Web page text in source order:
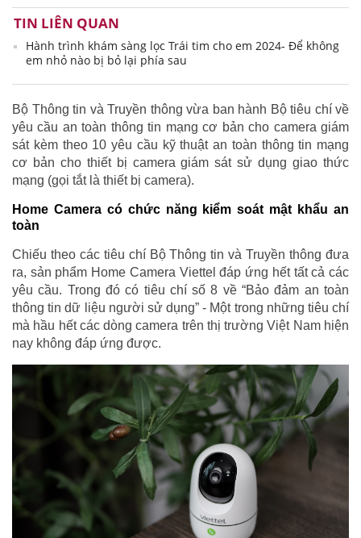
TIN LIÊN QUAN
Hành trình khám sàng lọc Trái tim cho em 2024- Để không
em nhỏ nào bị bỏ lại phía sau
Bộ Thông tin và Truyền thông vừa ban hành Bộ tiêu chí về
yêu cầu an toàn thông tin mạng cơ bản cho camera giám
sát kèm theo 10 yêu cầu kỹ thuật an toàn thông tin mạng
cơ bản cho thiết bị camera giám sát sử dụng giao thức
mạng (gọi tắt là thiết bị camera).
Home Camera có chức năng kiểm soát mật khẩu an
toàn
Chiếu theo các tiêu chí Bộ Thông tin và Truyền thông đưa
ra, sản phẩm Home Camera Viettel đáp ứng hết tất cả các
yêu cầu. Trong đó có tiêu chí số 8 về “Bảo đảm an toàn
thông tin dữ liệu người sử dụng” - Một trong những tiêu chí
mà hầu hết các dòng camera trên thị trường Việt Nam hiện
nay không đáp ứng được.